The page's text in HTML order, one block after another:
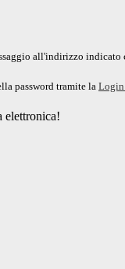
all'indirizzo indicato
password tramite la Login
elettronica!